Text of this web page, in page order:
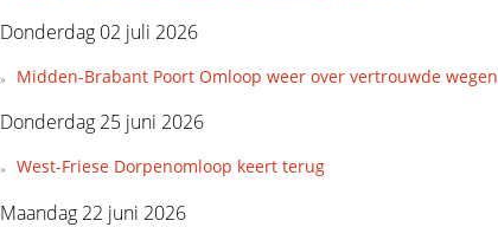
Donderdag 02 juli 2026
Midden-Brabant Poort Omloop weer over vertrouwde wegen
Donderdag 25 juni 2026
West-Friese Dorpenomloop keert terug
Maandag 22 juni 2026